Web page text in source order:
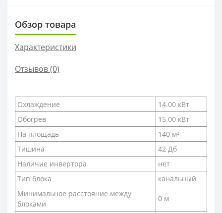
Обзор товара
Характеристики
Отзывов (0)
Охлаждение
14.00 кВт
Обогрев
15.00 кВт
На площадь
140 м²
Тишина
42 Дб
Наличие инвертора
нет
Тип блока
канальный
Минимальное расстояние между
блоками
0 м